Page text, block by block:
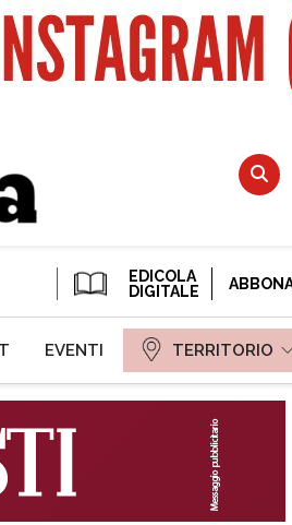
EDICOLA
DIGITALE
EVENTI TERRITORIO